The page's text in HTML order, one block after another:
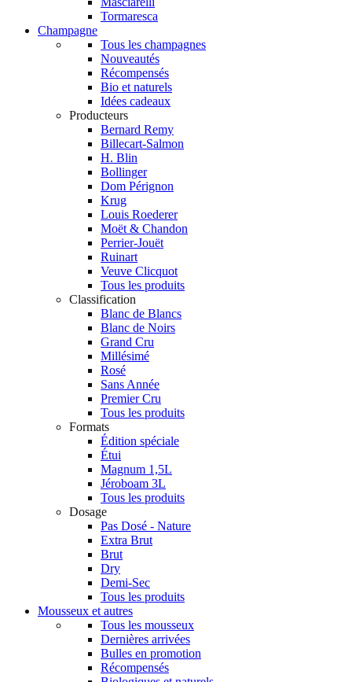
Tormaresca
Champagne
Tous les champagnes
Nouveautés
Récompensés
Bio et naturels
Idées cadeaux
Producteurs
Bernard Remy
Billecart-Salmon
H. Blin
Bollinger
Dom Pérignon
Krug
Louis Roederer
Moët & Chandon
Perrier-Jouët
Ruinart
Veuve Clicquot
Tous les produits
Classification
Blanc de Blancs
Blanc de Noirs
Grand Cru
Millésimé
Rosé
Sans Année
Premier Cru
Tous les produits
Formats
Édition spéciale
Étui
Magnum 1,5L
Jéroboam 3L
Tous les produits
Dosage
Pas Dosé - Nature
Extra Brut
Brut
Dry
Demi-Sec
Tous les produits
Mousseux et autres
Tous les mousseux
Dernières arrivées
Bulles en promotion
Récompensés